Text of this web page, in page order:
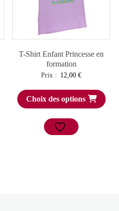
T-Shirt Enfant Princesse en
formation
Prix : 12,00€
Choix des options